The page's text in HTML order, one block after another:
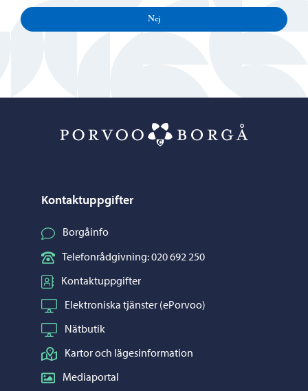
Nej
Kontaktuppgifter
Borgåinfo
Telefonrådgivning: 020 692 250
Kontaktuppgifter
Elektroniska tjänster (ePorvoo)
Nätbutik
Kartor och lägesinformation
Mediaportal